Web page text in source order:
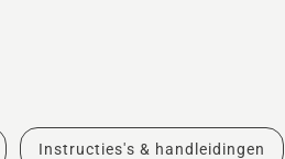
Instructies's & handleidingen